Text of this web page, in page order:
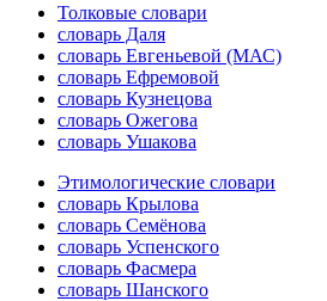
Толковые словари
словарь Даля
словарь Евгеньевой (МАС)
словарь Ефремовой
словарь Кузнецова
словарь Ожегова
словарь Ушакова
Этимологические словари
словарь Крылова
словарь Семёнова
словарь Успенского
словарь Фасмера
словарь Шанского